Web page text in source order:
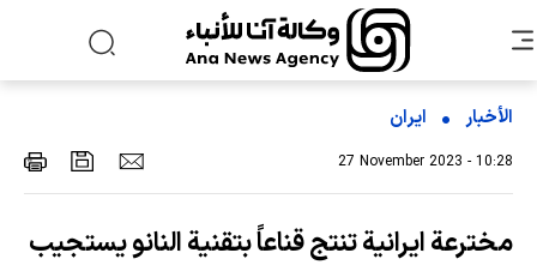
الأخبار ایران
27 November 2023 - 10:28
مخترعة ايرانية تنتج قناعاً بتقنية النانو يستجيب